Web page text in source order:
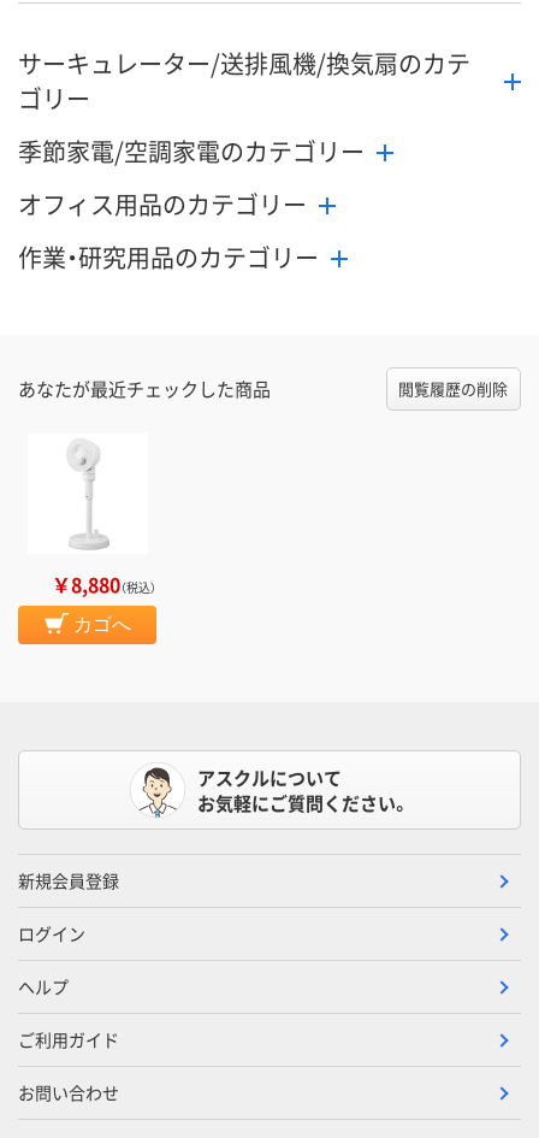
サーキュレーター/送排風機/換気扇のカテ
ゴリー
季節家電/空調家電のカテゴリー
オフィス用品のカテゴリー
作業・研究用品のカテゴリー
あなたが最近チェックした商品 閲覧履歴の削除
￥8,880（税込）
カゴへ
アスクルについて
お気軽にご質問ください。
新規会員登録
ログイン
ヘルプ
ご利用ガイド
お問い合わせ